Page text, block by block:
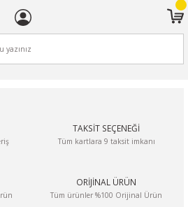
TAKSİT SEÇENEĞİ
Tüm kartlara 9 taksit imkanı
ORİJİNAL ÜRÜN
Tüm ürünler %100 Orijinal Ürün